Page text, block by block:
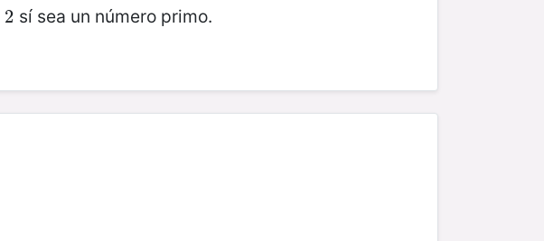
2 sí sea un número primo.